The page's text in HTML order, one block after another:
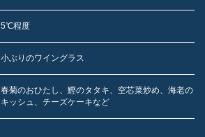
5℃程度
小ぶりのワイングラス
春菊のおひたし、鰹のタタキ、空芯菜炒め、海老の
キッシュ、チーズケーキなど